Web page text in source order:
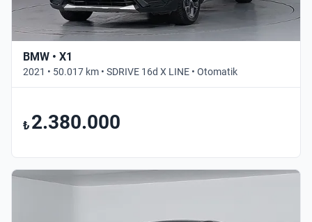
BMW • X1
2021 • 50.017 km • SDRIVE 16d X LINE • Otomatik
₺ 2.380.000